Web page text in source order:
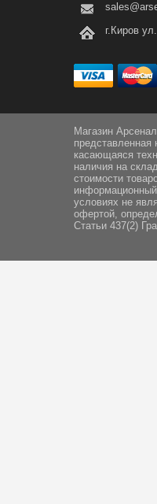
г.Киров
Магазин
касающаяся
наличия на
стоимости
информационный
условиях не
офертой,
Статьи 437(2)